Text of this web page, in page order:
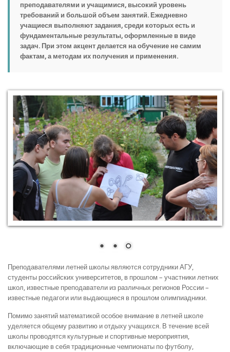
преподавателями и учащимися, высокий уровень
требований и большой объем занятий. Ежедневно
учащиеся выполняют задания, среди которых есть и
фундаментальные результаты, оформленные в виде
задач. При этом акцент делается на обучение не самим
фактам, а методам их получения и применения.
Преподавателями летней школы являются сотрудники АГУ,
студенты российских университетов, в прошлом – участники летних
школ, известные преподаватели из различных регионов России –
известные педагоги или выдающиеся в прошлом олимпиадники.
Помимо занятий математикой особое внимание в летней школе
уделяется общему развитию и отдыху учащихся. В течение всей
школы проводятся культурные и спортивные мероприятия,
включающие в себя традиционные чемпионаты по футболу,